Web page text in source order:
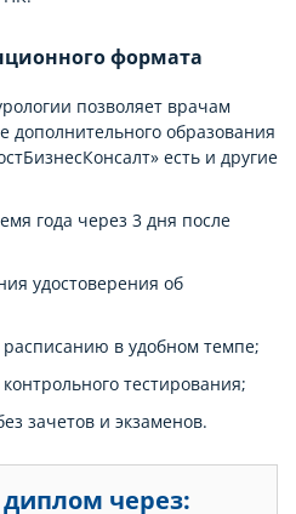
формата
позволяет врачам
дополнительного образования
есть и другие
года через 3 дня после
удостоверения об
в удобном темпе;
тестирования;
зачетов и экзаменов.
через: